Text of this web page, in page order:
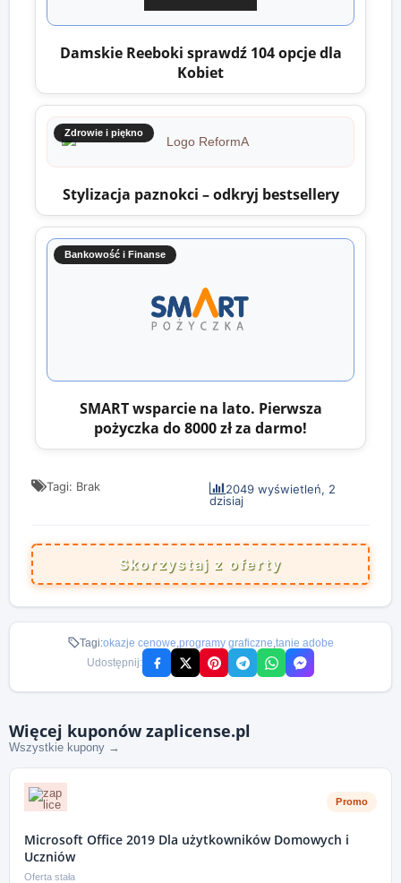
Damskie Reeboki sprawdź 104 opcje dla
Kobiet
Zdrowie i piękno
Stylizacja paznokci – odkryj bestsellery
Bankowość i Finanse
SMART wsparcie na lato. Pierwsza
pożyczka do 8000 zł za darmo!
Tagi: Brak
2049 wyświetleń, 2
dzisiaj
Skorzystaj z oferty
Tagi:okazje cenowe programy graficzne tanie adobe
Udostępnij:
Więcej kuponów zaplicense.pl
Wszystkie kupony →
Promo
Microsoft Office 2019 Dla użytkowników Domowych i
Uczniów
Oferta stała